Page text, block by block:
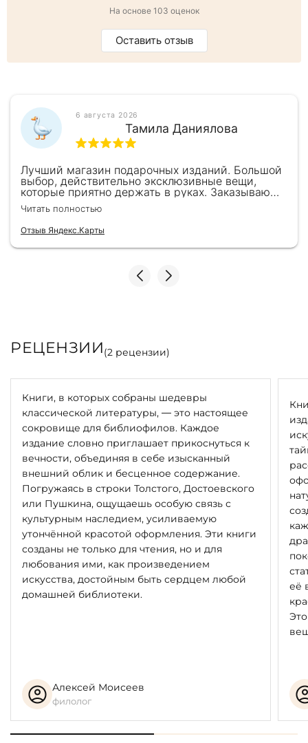
На основе 103 оценок
Оставить отзыв
6 августа 2026
Тамила Даниялова
Лучший магазин подарочных изданий. Большой
выбор, действительно эксклюзивные вещи,
которые приятно держать в руках. Заказываю
здесь уже второй раз для бизнес-партнеров,
всегда всё безупречно — от общения с
консультантами до качества самих книг.
Однозначно рекомендую
Читать полностью
Отзыв Яндекс.Карты
РЕЦЕНЗИИ(2 рецензии)
Книги, в которых собраны шедевры
классической литературы, — это настоящее
сокровище для библиофилов. Каждое
издание словно приглашает прикоснуться к
вечности, объединяя в себе изысканный
внешний облик и бесценное содержание.
Погружаясь в строки Толстого, Достоевского
или Пушкина, ощущаешь особую связь с
культурным наследием, усиливаемую
утончённой красотой оформления. Эти книги
созданы не только для чтения, но и для
любования ими, как произведением
искусства, достойным быть сердцем любой
домашней библиотеки.
Алексей Моисеев
филолог
её